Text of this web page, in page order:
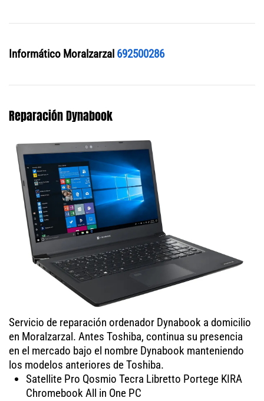
Informático Moralzarzal 692500286
Reparación Dynabook
Servicio de reparación ordenador Dynabook a domicilio
en Moralzarzal. Antes Toshiba, continua su presencia
en el mercado bajo el nombre Dynabook manteniendo
los modelos anteriores de Toshiba.
Satellite Pro Qosmio Tecra Libretto Portege KIRA
Chromebook All in One PC